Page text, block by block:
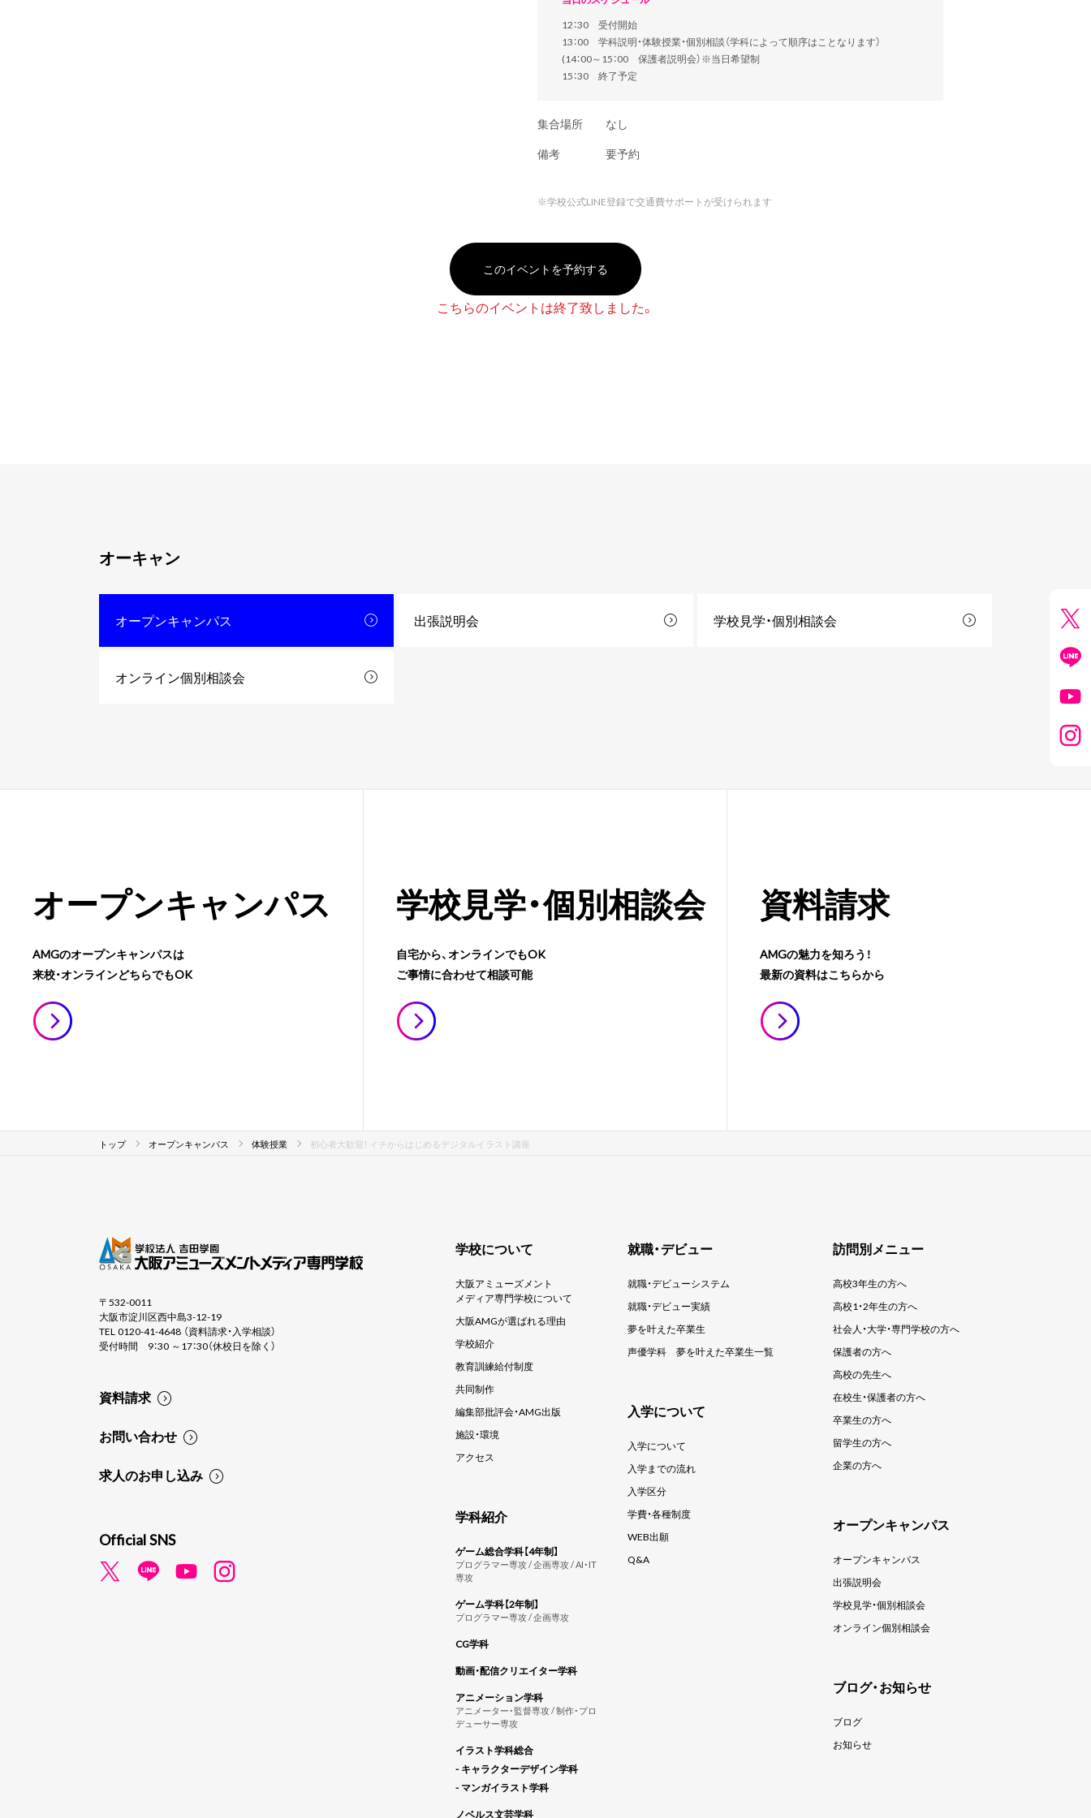
12：30 受付開始
13：00 学科説明・体験授業・個別相談（学科によって順序はことなります）
(14：00～15：00 保護者説明会）※当日希望制
15：30 終了予定
集合場所
なし
備考
要予約
※学校公式LINE登録で交通費サポートが受けられます
このイベントを予約する
こちらのイベントは終了致しました。
オーキャン
オープンキャンパス 出張説明会 学校見学・個別相談会
オンライン個別相談会
オープンキャンパス
AMGのオープンキャンパスは
来校・オンラインどちらでもOK
学校見学・個別相談会
自宅から、オンラインでもOK
ご事情に合わせて相談可能
資料請求
AMGの魅力を知ろう！
最新の資料はこちらから
トップ オープンキャンパス 体験授業 初心者大歓迎！ イチからはじめるデジタルイラスト講座
学校について
大阪アミューズメント
メディア専門学校について
大阪AMGが選ばれる理由
学校紹介
教育訓練給付制度
共同制作
編集部批評会・AMG出版
施設・環境
アクセス
学科紹介
ゲーム総合学科【4年制】
プログラマー専攻 / 企画専攻 / AI・IT
専攻
ゲーム学科【2年制】
プログラマー専攻 / 企画専攻
CG学科
動画・配信クリエイター学科
アニメーション学科
アニメーター・監督専攻 / 制作・プロ
デューサー専攻
イラスト学科総合
- キャラクターデザイン学科
- マンガイラスト学科
ノベルス文芸学科
就職・デビュー
就職・デビューシステム
就職・デビュー実績
夢を叶えた卒業生
声優学科 夢を叶えた卒業生一覧
入学について
入学について
入学までの流れ
入学区分
学費・各種制度
WEB出願
Q&A
訪問別メニュー
高校3年生の方へ
高校1・2年生の方へ
社会人・大学・専門学校の方へ
保護者の方へ
高校の先生へ
在校生・保護者の方へ
卒業生の方へ
留学生の方へ
企業の方へ
オープンキャンパス
オープンキャンパス
出張説明会
学校見学・個別相談会
オンライン個別相談会
ブログ・お知らせ
ブログ
お知らせ
〒532-0011
大阪市淀川区西中島3-12-19
TEL 0120-41-4648 （資料請求・入学相談）
受付時間 9：30 ～17：30（休校日を除く）
資料請求
お問い合わせ
求人のお申し込み
Official SNS